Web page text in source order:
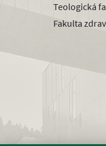
Teologická
Fakulta